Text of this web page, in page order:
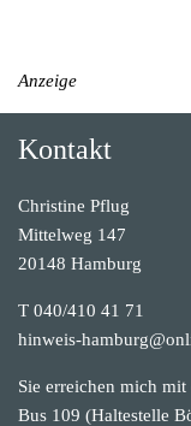
Anzeige
Kontakt
Christine Pflug
Mittelweg 147
20148 Hamburg
T 040/410 41 71
hinweis-
Sie erreichen mich
Bus 109 (Haltestelle